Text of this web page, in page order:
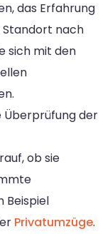
das Erfahrung
Standort nach
sich mit den
Überprüfung der
ob sie
Beispiel
Privatumzüge.